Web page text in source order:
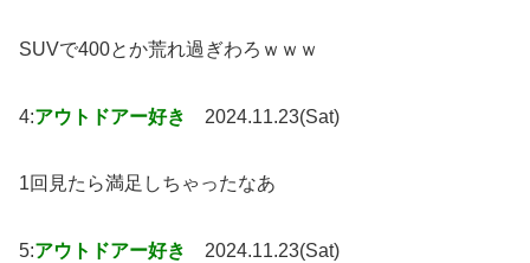
SUVで400とか荒れ過ぎわろｗｗｗ
4:アウトドアー好き 2024.11.23(Sat)
1回見たら満足しちゃったなあ
5:アウトドアー好き 2024.11.23(Sat)